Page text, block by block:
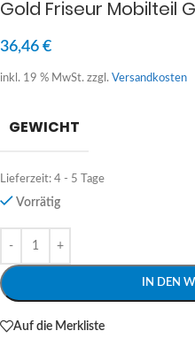
Gold Friseur Mobilteil
36,46 €
inkl. 19 % MwSt. zzgl. Versandkosten
GEWICHT
Lieferzeit: 4 - 5 Tage
Vorrätig
IN DEN
Alternative:
Auf die Merkliste